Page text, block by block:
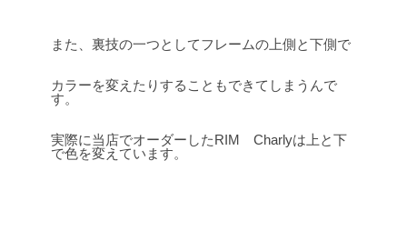
また、裏技の一つとしてフレームの上側と下側で
カラーを変えたりすることもできてしまうんで
す。
実際に当店でオーダーしたRIM Charlyは上と下
で色を変えています。